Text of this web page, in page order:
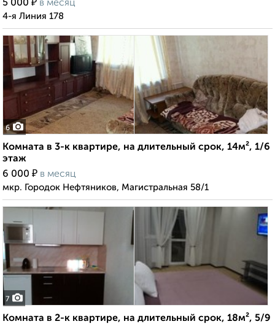
5 000 ₽ в месяц
4-я Линия 178
6
Комната в 3-к квартире, на длительный срок, 14м², 1/6
этаж
6 000 ₽ в месяц
мкр. Городок Нефтяников, Магистральная 58/1
7
Комната в 2-к квартире, на длительный срок, 18м², 5/9